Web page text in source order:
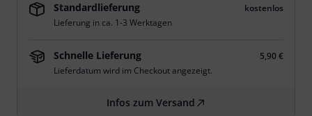
Standardlieferung
kostenlos
Lieferung in ca. 1-3 Werktagen
Schnelle Lieferung
5,90 €
Lieferdatum wird im Checkout angezeigt.
Infos zum Versand